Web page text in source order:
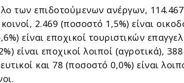
των επιδοτούμενων ανέργων,
κοινοί, 2.469 (ποσοστό 1,5%) είναι
είναι εποχικοί τουριστικών
είναι εποχικοί λοιποί (αγροτικά),
και 78 (ποσοστό 0,0%) είναι